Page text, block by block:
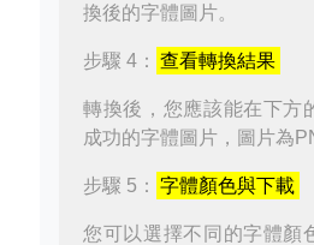
換後的字體圖片。
步驟 4： 查看轉換結果
轉換後，您應該能在下方
成功的字體圖片，圖片為
步驟 5： 字體顏色與下載
您可以選擇不同的字體顏